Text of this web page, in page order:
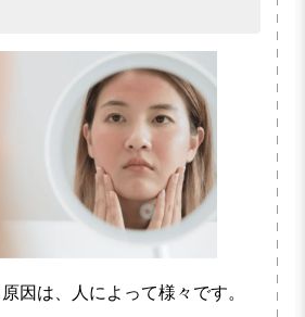
因は、人によって様々です。